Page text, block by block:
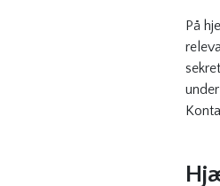
På
under